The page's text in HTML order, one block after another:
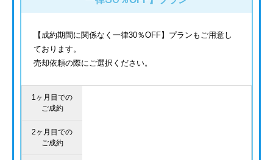
【成約期間に関係なく一律30％OFF】プランもご用意し
ております。
売却依頼の際にご選択ください。
1ヶ月目での
ご成約
2ヶ月目での
ご成約